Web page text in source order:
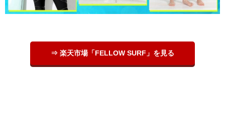
⇒ 楽天市場「FELLOW SURF」を見る